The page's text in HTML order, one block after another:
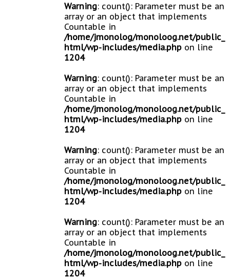
Warning: count(): Parameter must be an
array or an object that implements
Countable in
/home/jmonolog/monoloog.net/public_
html/wp-includes/media.php on line
1204
Warning: count(): Parameter must be an
array or an object that implements
Countable in
/home/jmonolog/monoloog.net/public_
html/wp-includes/media.php on line
1204
Warning: count(): Parameter must be an
array or an object that implements
Countable in
/home/jmonolog/monoloog.net/public_
html/wp-includes/media.php on line
1204
Warning: count(): Parameter must be an
array or an object that implements
Countable in
/home/jmonolog/monoloog.net/public_
html/wp-includes/media.php on line
1204